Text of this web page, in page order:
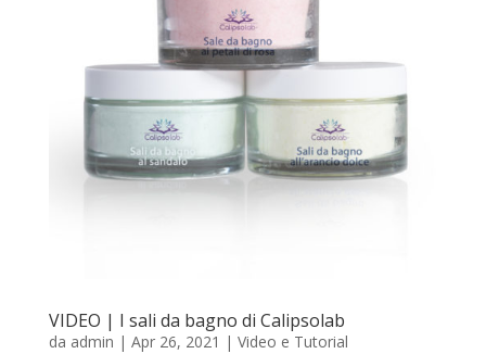
VIDEO | I sali da bagno di Calipsolab
da admin | Apr 26, 2021 | Video e Tutorial